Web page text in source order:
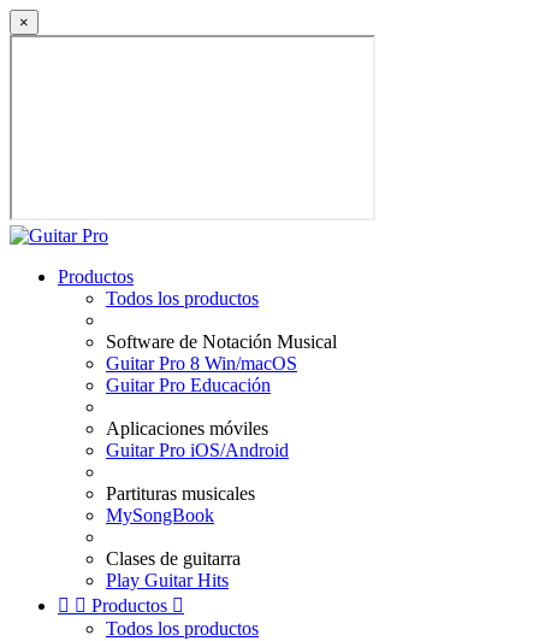
×
Productos
Todos los productos
Software de Notación Musical
Guitar Pro 8 Win/macOS
Guitar Pro Educación
Aplicaciones móviles
Guitar Pro iOS/Android
Partituras musicales
MySongBook
Clases de guitarra
Play Guitar Hits
  Productos 
Todos los productos